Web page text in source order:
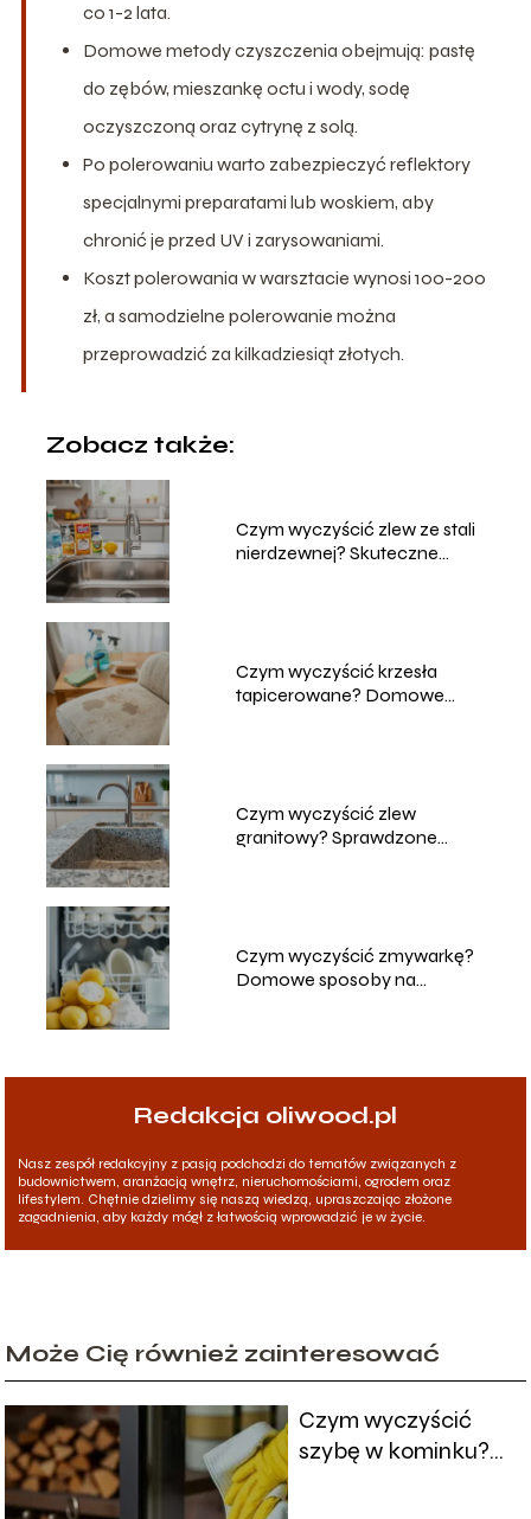
co 1-2 lata.
Domowe metody czyszczenia obejmują: pastę
do zębów, mieszankę octu i wody, sodę
oczyszczoną oraz cytrynę z solą.
Po polerowaniu warto zabezpieczyć reflektory
specjalnymi preparatami lub woskiem, aby
chronić je przed UV i zarysowaniami.
Koszt polerowania w warsztacie wynosi 100-200
zł, a samodzielne polerowanie można
przeprowadzić za kilkadziesiąt złotych.
Zobacz także:
Czym wyczyścić zlew ze stali
nierdzewnej? Skuteczne
Czym wyczyścić krzesła
tapicerowane? Domowe
Czym wyczyścić zlew
granitowy? Sprawdzone
Czym wyczyścić zmywarkę?
Domowe sposoby na
Redakcja oliwood.pl
Nasz zespół redakcyjny z pasją podchodzi do tematów związanych z
budownictwem, aranżacją wnętrz, nieruchomościami, ogrodem oraz
lifestylem. Chętnie dzielimy się naszą wiedzą, upraszczając złożone
zagadnienia, aby każdy mógł z łatwością wprowadzić je w życie.
Może Cię również zainteresować
Czym wyczyścić
szybę w kominku?